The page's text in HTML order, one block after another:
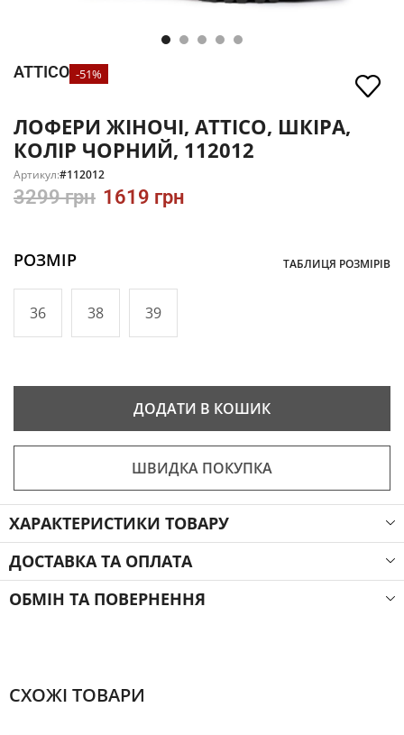
ATTICO -51%
ЛОФЕРИ ЖІНОЧІ, ATTICO, ШКІРА,
КОЛІР ЧОРНИЙ, 112012
Артикул:#112012
3299грн 1619 грн
РОЗМІР ТАБЛИЦЯ РОЗМІРІВ
36 38 39
ДОДАТИ В КОШИК
ШВИДКА ПОКУПКА
ХАРАКТЕРИСТИКИ ТОВАРУ
ДОСТАВКА ТА ОПЛАТА
ОБМІН ТА ПОВЕРНЕННЯ
СХОЖІ ТОВАРИ